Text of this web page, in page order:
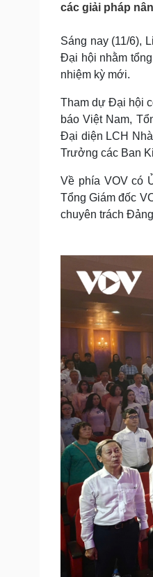
Sức khỏe
Dinh dưỡng - món
Cây thuốc
Nhi khoa
Nam khoa
Làm đẹp - giảm cân
Phòng mạch online
Cải chính
các giải pháp
Sáng nay (11/6),
Đại hội nhằm
nhiệm kỳ mới.
Tham dự Đại hội
báo Việt Nam,
Đại diện LCH
Trưởng các Ban
Về phía VOV có
Tổng Giám đốc
chuyên trách